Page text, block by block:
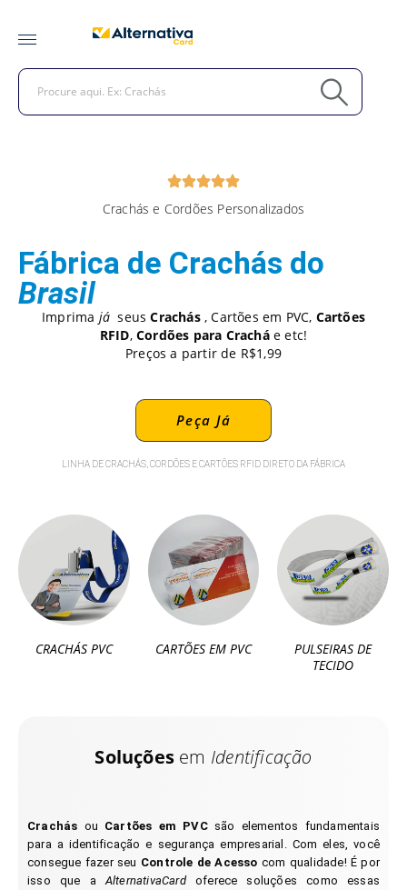
Crachás e Cordões Personalizados
Fábrica de Crachás do
Brasil
Imprima já seusCrachás , Cartões em PVC, Cartões
RFID, Cordões para Crachá e etc!
Preços a partir de R$1,99
Peça Já
LINHA DE CRACHÁS, CORDÕES E CARTÕES RFID DIRETO DA FÁBRICA
CRACHÁS PVC CARTÕES EM PVC
PULSEIRAS DE
TECIDO
Soluções em Identificação
Crachás ou Cartões em PVCsão elementos fundamentais
para a identificação e segurança empresarial. Com eles, você
consegue fazer seu Controle de Acesso com qualidade! É por
isso que a AlternativaCardoferece soluções como essas